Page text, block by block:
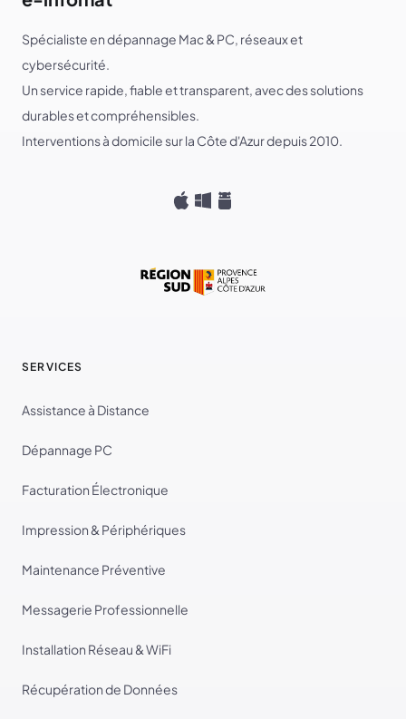
Spécialiste en dépannage Mac & PC, réseaux et
cybersécurité.
Un service rapide, fiable et transparent, avec des solutions
durables et compréhensibles.
Interventions à domicile sur la Côte d'Azur depuis 2010.
SERVICES
Assistance à Distance
Dépannage PC
Facturation Électronique
Impression & Périphériques
Maintenance Préventive
Messagerie Professionnelle
Installation Réseau & WiFi
Récupération de Données